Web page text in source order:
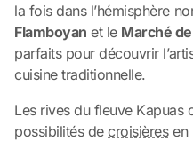
la fois dans l’hémisphère
Flamboyan et le Marché
parfaits pour découvrir
cuisine traditionnelle.
Les rives du fleuve Kapuas
possibilités decroisièresen